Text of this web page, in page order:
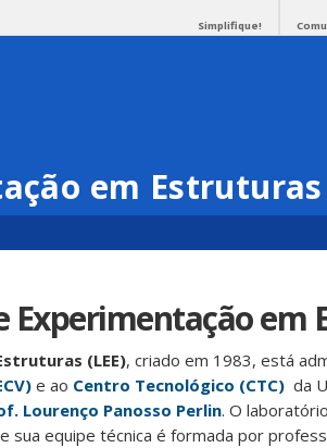
Simplifique!
em Estruturas
Experimentação em
(LEE), criado em 1983, está
e ao Centro Tecnológico (CTC) da
Lourenço Panosso Perlin. O
sua equipe técnica é formada por